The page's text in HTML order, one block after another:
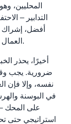
المحليين،
التدابير –
أفضل، إشراك
العمال الأجانب – يمكن أن يخفف الاتجاهات السلبية.
أخيرًا، يحذر
ضرورية. يجب
نفسه، وإلا فإن
في البوسنة
على المحك
استراتيجي حتى